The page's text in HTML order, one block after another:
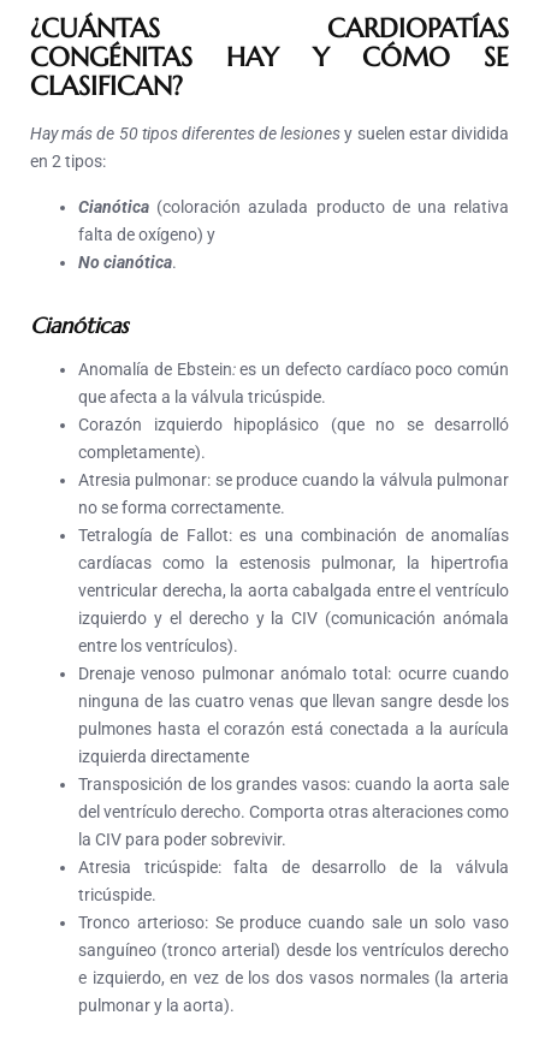
¿CUÁNTAS CARDIOPATÍAS
CONGÉNITAS HAY Y CÓMO SE
CLASIFICAN?
Hay más de 50 tipos diferentes de lesionesy suelen estar dividida
en 2 tipos:
Cianótica (coloración azulada producto de una relativa
falta de oxígeno) y
No cianótica.
Cianóticas
Anomalía de Ebstein: es un defecto cardíaco poco común
que afecta a la válvula tricúspide.
Corazón izquierdo hipoplásico (que no se desarrolló
completamente).
Atresia pulmonar: se produce cuando la válvula pulmonar
no se forma correctamente.
Tetralogía de Fallot:es una combinación de anomalías
cardíacas como la estenosis pulmonar, la hipertrofia
ventricular derecha, la aorta cabalgada entre el ventrículo
izquierdo y el derecho y la CIV (comunicación anómala
entre los ventrículos).
Drenaje venoso pulmonar anómalo total: ocurre cuando
ninguna de las cuatro venas que llevan sangre desde l os
pulmones hasta el corazón está conectada a la aurícula
izquierda directamente
Transposición de los grandes vasos: cuando la aorta sale
del ventrículo derecho. Comporta otras alteraciones como
la CIV para poder sobrevivir.
Atresia tricúspide:falta de desarrollo de la válvula
tricúspide.
Tronco arterioso: Se produce cuando sale un solo vaso
sanguíneo (tronco arterial) desde los ventrículos derecho
e izquierdo, en vez de los dos vasos normales (la arteria
pulmonar y la aorta).